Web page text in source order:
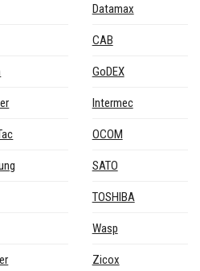
Datamax
CAB
GoDEX
Intermec
OCOM
SATO
TOSHIBA
Wasp
Zicox